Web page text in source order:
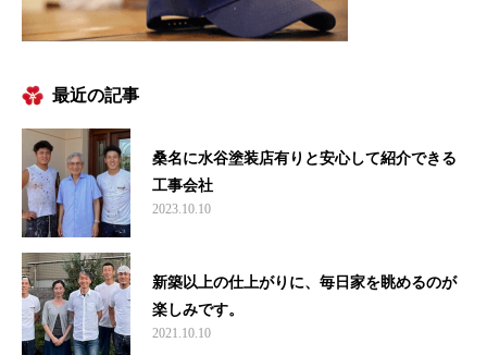
最近の記事
桑名に水谷塗装店有りと安心して紹介できる
工事会社
2023.10.10
新築以上の仕上がりに、毎日家を眺めるのが
楽しみです。
2021.10.10